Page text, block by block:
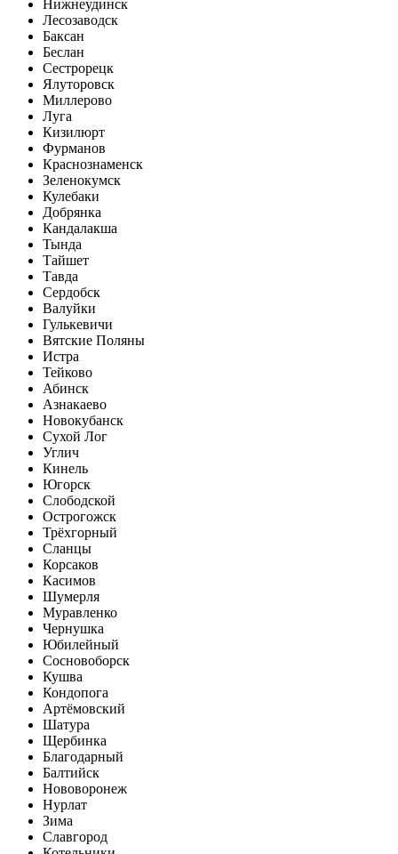
Нижнеудинск
Лесозаводск
Баксан
Беслан
Сестрорецк
Ялуторовск
Миллерово
Луга
Кизилюрт
Фурманов
Краснознаменск
Зеленокумск
Кулебаки
Добрянка
Кандалакша
Тында
Тайшет
Тавда
Сердобск
Валуйки
Гулькевичи
Вятские Поляны
Истра
Тейково
Абинск
Азнакаево
Новокубанск
Сухой Лог
Углич
Кинель
Югорск
Слободской
Острогожск
Трёхгорный
Сланцы
Корсаков
Касимов
Шумерля
Муравленко
Чернушка
Юбилейный
Сосновоборск
Кушва
Кондопога
Артёмовский
Шатура
Щербинка
Благодарный
Балтийск
Нововоронеж
Нурлат
Зима
Славгород